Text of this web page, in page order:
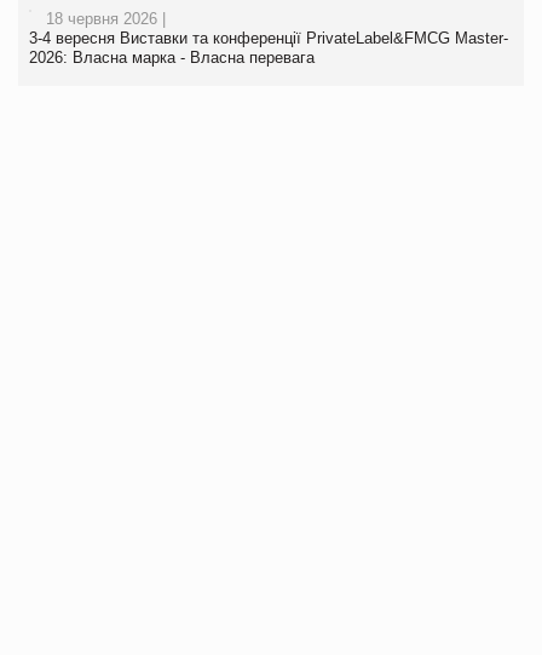
18 червня 2026 |
3-4 вересня Виставки та конференції PrivateLabel&FMCG Master-
2026: Власна марка - Власна перевага